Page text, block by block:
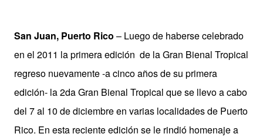
San Juan, Puerto Rico – Luego de haberse celebrado
en el 2011 la primera edición de la Gran Bienal Tropical
regreso nuevamente -a cinco años de su primera
edición- la 2da Gran Bienal Tropical que se llevo a cabo
del 7 al 10 de diciembre en varias localidades de Puerto
Rico. En esta reciente edición se le rindió homenaje a